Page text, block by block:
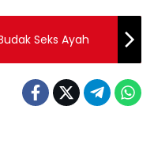
Seks Ayah